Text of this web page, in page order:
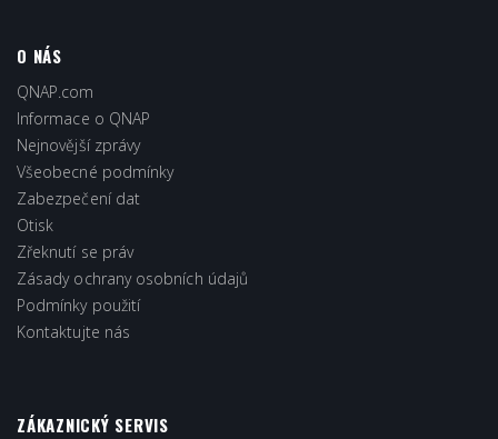
O NÁS
QNAP.com
Informace o QNAP
Nejnovější zprávy
Všeobecné podmínky
Zabezpečení dat
Otisk
Zřeknutí se práv
Zásady ochrany osobních údajů
Podmínky použití
Kontaktujte nás
ZÁKAZNICKÝ SERVIS